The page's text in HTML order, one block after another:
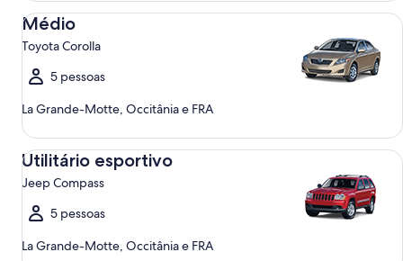
Médio
Toyota Corolla
5 pessoas
La Grande-Motte, Occitânia e FRA
Médio Toyota Corolla
Utilitário esportivo
Jeep Compass
5 pessoas
La Grande-Motte, Occitânia e FRA
Utilitário esportivo Jeep Compass